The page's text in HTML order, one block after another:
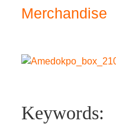
Merchandise
Keywords: